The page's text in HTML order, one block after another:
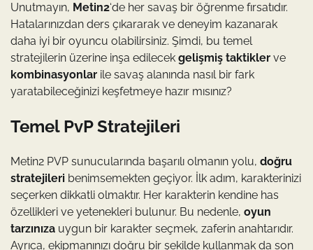
Unutmayın, Metin2‘de her savaş bir öğrenme fırsatıdır.
Hatalarınızdan ders çıkararak ve deneyim kazanarak
daha iyi bir oyuncu olabilirsiniz. Şimdi, bu temel
stratejilerin üzerine inşa edilecek gelişmiş taktikler ve
kombinasyonlar ile savaş alanında nasıl bir fark
yaratabileceğinizi keşfetmeye hazır mısınız?
Temel PvP Stratejileri
Metin2 PVP sunucularında başarılı olmanın yolu, doğru
stratejileri benimsemekten geçiyor. İlk adım, karakterinizi
seçerken dikkatli olmaktır. Her karakterin kendine has
özellikleri ve yetenekleri bulunur. Bu nedenle, oyun
tarzınıza uygun bir karakter seçmek, zaferin anahtarıdır.
Ayrıca, ekipmanınızı doğru bir şekilde kullanmak da son